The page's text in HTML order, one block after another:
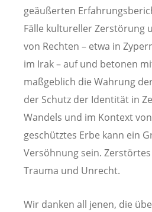
geäußerten
Fälle kultureller Zerstörung
von Rechten – etwa in
im Irak – auf und betonen
maßgeblich die Wahrung
der Schutz der Identität in
Wandels und im Kontext
geschütztes Erbe kann ein
Versöhnung sein.
Trauma und Unrecht.
Wir danken all jenen, die